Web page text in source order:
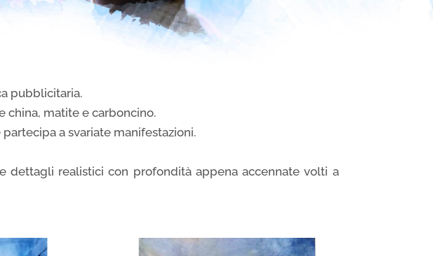
pubblicitaria.
china, matite e carboncino.
a svariate manifestazioni.
dettagli realistici con profondità appena accennate volti a